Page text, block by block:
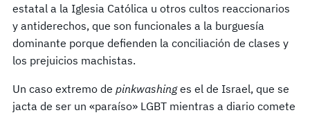
estatal a la Iglesia Católica u otros cultos reaccionarios
y antiderechos, que son funcionales a la burguesía
dominante porque defienden la conciliación de clases y
los prejuicios machistas.
Un caso extremo de pinkwashinges el de Israel, que se
jacta de ser un «paraíso» LGBT mientras a diario comete